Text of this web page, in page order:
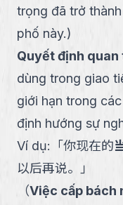
trọng đã trở thành
phố này.)
Quyết định
dùng trong giao
giới hạn trong
định hướng sự
Ví dụ: 「你现在的
以后再说。
」
（Việc cấp bách